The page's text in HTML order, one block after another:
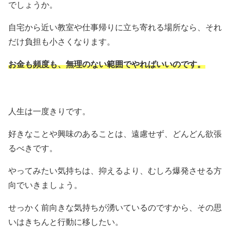
でしょうか。
自宅から近い教室や仕事帰りに立ち寄れる場所なら、それ
だけ負担も小さくなります。
お金も頻度も、無理のない範囲でやればいいのです。
人生は一度きりです。
好きなことや興味のあることは、遠慮せず、どんどん欲張
るべきです。
やってみたい気持ちは、抑えるより、むしろ爆発させる方
向でいきましょう。
せっかく前向きな気持ちが湧いているのですから、その思
いはきちんと行動に移したい。